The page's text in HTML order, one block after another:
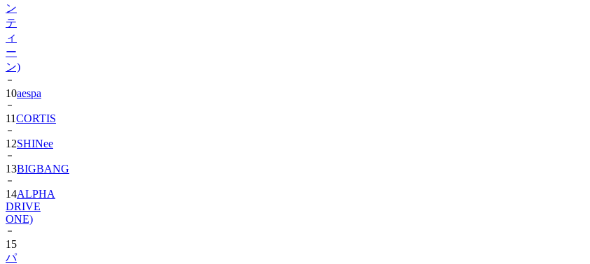
ン
テ
ィ
ー
ン)
10aespa
11CORTIS
12SHINee
13BIGBANG
14ALPHA
DRIVE
ONE)
15
パ